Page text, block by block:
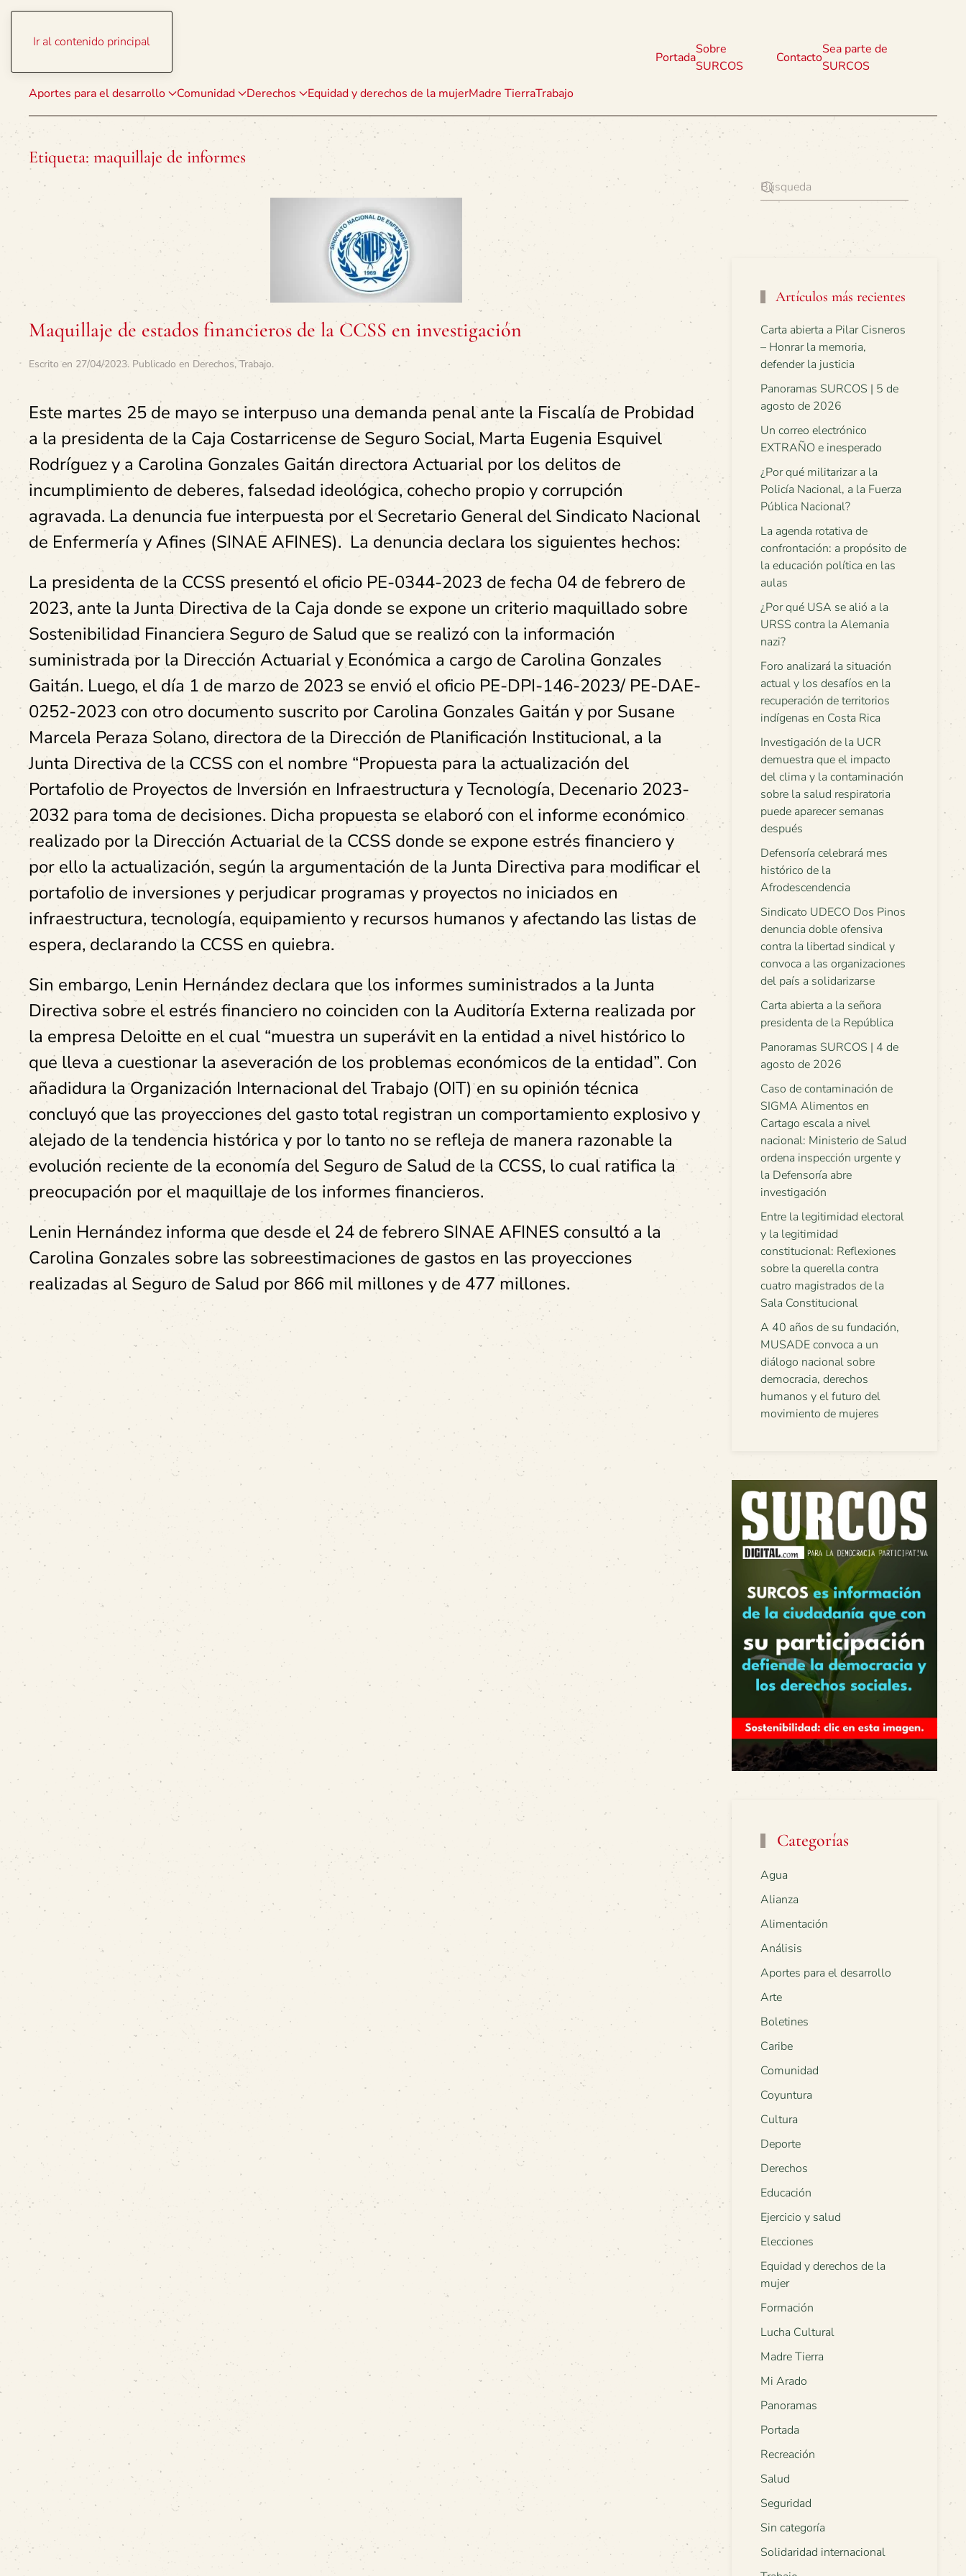
Ir al contenido principal
Aportes para el desarrollo Comunidad Derechos Equidad y derechos de la mujerMadre TierraTrabajo
Portada
Sobre
SURCOS
Contacto
Sea parte de
SURCOS
Etiqueta: maquillaje de informes
Maquillaje de estados financieros de la CCSS en investigación
Escrito en 27/04/2023. Publicado en Derechos,Trabajo.
Este martes 25 de mayo se interpuso una demanda penal ante la Fiscalía de Probidad
a la presidenta de la Caja Costarricense de Seguro Social, Marta Eugenia Esquivel
Rodríguez y a Carolina Gonzales Gaitán directora Actuarial por los delitos de
incumplimiento de deberes, falsedad ideológica, cohecho propio y corrupción
agravada. La denuncia fue interpuesta por el Secretario General del Sindicato Nacional
de Enfermería y Afines (SINAE AFINES). La denuncia declara los siguientes hechos:
La presidenta de la CCSS presentó el oficio PE-0344-2023 de fecha 04 de febrero de
2023, ante la Junta Directiva de la Caja donde se expone un criterio maquillado sobre
Sostenibilidad Financiera Seguro de Salud que se realizó con la información
suministrada por la Dirección Actuarial y Económica a cargo de Carolina Gonzales
Gaitán. Luego, el día 1 de marzo de 2023 se envió el oficio PE-DPI-146-2023/ PE-DAE-
0252-2023 con otro documento suscrito por Carolina Gonzales Gaitán y por Susane
Marcela Peraza Solano, directora de la Dirección de Planificación Institucional, a la
Junta Directiva de la CCSS con el nombre “Propuesta para la actualización del
Portafolio de Proyectos de Inversión en Infraestructura y Tecnología, Decenario 2023-
2032 para toma de decisiones. Dicha propuesta se elaboró con el informe económico
realizado por la Dirección Actuarial de la CCSS donde se expone estrés financiero y
por ello la actualización, según la argumentación de la Junta Directiva para modificar el
portafolio de inversiones y perjudicar programas y proyectos no iniciados en
infraestructura, tecnología, equipamiento y recursos humanos y afectando las listas de
espera, declarando la CCSS en quiebra.
Sin embargo, Lenin Hernández declara que los informes suministrados a la Junta
Directiva sobre el estrés financiero no coinciden con la Auditoría Externa realizada por
la empresa Deloitte en el cual “muestra un superávit en la entidad a nivel histórico lo
que lleva a cuestionar la aseveración de los problemas económicos de la entidad”. Con
añadidura la Organización Internacional del Trabajo (OIT) en su opinión técnica
concluyó que las proyecciones del gasto total registran un comportamiento explosivo y
alejado de la tendencia histórica y por lo tanto no se refleja de manera razonable la
evolución reciente de la economía del Seguro de Salud de la CCSS, lo cual ratifica la
preocupación por el maquillaje de los informes financieros.
Lenin Hernández informa que desde el 24 de febrero SINAE AFINES consultó a la
Carolina Gonzales sobre las sobreestimaciones de gastos en las proyecciones
realizadas al Seguro de Salud por 866 mil millones y de 477 millones.
Artículos más recientes
Carta abierta a Pilar Cisneros
– Honrar la memoria,
defender la justicia
Panoramas SURCOS | 5 de
agosto de 2026
Un correo electrónico
EXTRAÑO e inesperado
¿Por qué militarizar a la
Policía Nacional, a la Fuerza
Pública Nacional?
La agenda rotativa de
confrontación: a propósito de
la educación política en las
aulas
¿Por qué USA se alió a la
URSS contra la Alemania
nazi?
Foro analizará la situación
actual y los desafíos en la
recuperación de territorios
indígenas en Costa Rica
Investigación de la UCR
demuestra que el impacto
del clima y la contaminación
sobre la salud respiratoria
puede aparecer semanas
después
Defensoría celebrará mes
histórico de la
Afrodescendencia
Sindicato UDECO Dos Pinos
denuncia doble ofensiva
contra la libertad sindical y
convoca a las organizaciones
del país a solidarizarse
Carta abierta a la señora
presidenta de la República
Panoramas SURCOS | 4 de
agosto de 2026
Caso de contaminación de
SIGMA Alimentos en
Cartago escala a nivel
nacional: Ministerio de Salud
ordena inspección urgente y
la Defensoría abre
investigación
Entre la legitimidad electoral
y la legitimidad
constitucional: Reflexiones
sobre la querella contra
cuatro magistrados de la
Sala Constitucional
A 40 años de su fundación,
MUSADE convoca a un
diálogo nacional sobre
democracia, derechos
humanos y el futuro del
movimiento de mujeres
Categorías
Agua
Alianza
Alimentación
Análisis
Aportes para el desarrollo
Arte
Boletines
Caribe
Comunidad
Coyuntura
Cultura
Deporte
Derechos
Educación
Ejercicio y salud
Elecciones
Equidad y derechos de la
mujer
Formación
Lucha Cultural
Madre Tierra
Mi Arado
Panoramas
Portada
Recreación
Salud
Seguridad
Sin categoría
Solidaridad internacional